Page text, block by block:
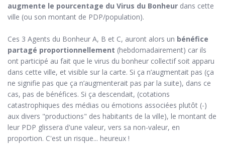
augmente le pourcentage du Virus du Bonheur dans cette
ville (ou son montant de PDP/population).
Ces 3 Agents du Bonheur A, B et C, auront alors un bénéfice
partagé proportionnellement (hebdomadairement) car ils
ont participé au fait que le virus du bonheur collectif soit apparu
dans cette ville, et visible sur la carte. Si ça n’augmentait pas (ça
ne signifie pas que ça n’augmenterait pas par la suite), dans ce
cas, pas de bénéfices. Si ça descendait, (cotations
catastrophiques des médias ou émotions associées plutôt (-)
aux divers "productions" des habitants de la ville), le montant de
leur PDP glissera d'une valeur, vers sa non-valeur, en
proportion. C'est un risque... heureux !